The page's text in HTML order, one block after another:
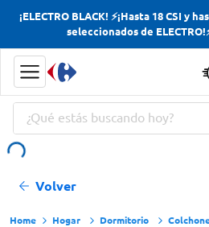
¡ELECTRO BLACK! ⚡¡Hasta 18 CSI y
seleccionados de
¿Qué estás buscando hoy?
Volver
Hogar Dormitorio
Términos más
Yerba
Cerveza
Términos más
Yerba
Cerveza
Doves
Jabon Tocador